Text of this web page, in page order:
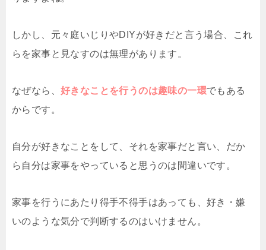
しかし、元々庭いじりやDIYが好きだと言う場合、これ
らを家事と見なすのは無理があります。
なぜなら、 好きなことを行うのは趣味の一環でもある
からです。
自分が好きなことをして、それを家事だと言い、だか
ら自分は家事をやっていると思うのは間違いです。
家事を行うにあたり得手不得手はあっても、好き・嫌
いのような気分で判断するのはいけません。